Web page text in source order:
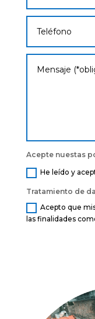
Acepte nuestas
He leído y
Tratamiento de
Acepto que
las finalidades